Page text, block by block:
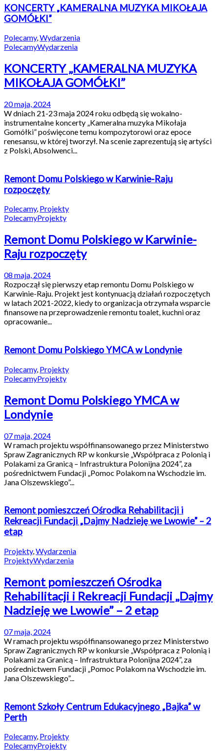
KONCERTY „KAMERALNA MUZYKA MIKOŁAJA
GOMÓŁKI”
Polecamy,Wydarzenia
PolecamyWydarzenia
KONCERTY „KAMERALNA MUZYKA
MIKOŁAJA GOMÓŁKI”
20 maja, 2024
W dniach 21-23 maja 2024 roku odbędą się wokalno-
instrumentalne koncerty „Kameralna muzyka Mikołaja
Gomółki” poświęcone temu kompozytorowi oraz epoce
renesansu, w której tworzył. Na scenie zaprezentują się artyści
z Polski, Absolwenci...
Remont Domu Polskiego w Karwinie-Raju
rozpoczęty
Polecamy, Projekty
PolecamyProjekty
Remont Domu Polskiego w Karwinie-
Raju rozpoczęty
08 maja, 2024
Rozpoczął się pierwszy etap remontu Domu Polskiego w
Karwinie-Raju. Projekt jest kontynuacją działań rozpoczętych
w latach 2021-2022, kiedy to organizacja otrzymała wsparcie
finansowe na przeprowadzenie remontu toalet, kuchni oraz
opracowanie...
Remont Domu Polskiego YMCA w Londynie
Polecamy, Projekty
PolecamyProjekty
Remont Domu Polskiego YMCA w
Londynie
07 maja, 2024
W ramach projektu współfinansowanego przez Ministerstwo
Spraw Zagranicznych RP w konkursie „Współpraca z Polonią i
Polakami za Granicą – Infrastruktura Polonijna 2024”, za
pośrednictwem Fundacji „Pomoc Polakom na Wschodzie im.
Jana Olszewskiego”...
Remont pomieszczeń Ośrodka Rehabilitacji i
Rekreacji Fundacji „Dajmy Nadzieję we Lwowie” – 2
etap
Projekty,Wydarzenia
ProjektyWydarzenia
Remont pomieszczeń Ośrodka
Rehabilitacji i Rekreacji Fundacji „Dajmy
Nadzieję we Lwowie” – 2 etap
07 maja, 2024
W ramach projektu współfinansowanego przez Ministerstwo
Spraw Zagranicznych RP w konkursie „Współpraca z Polonią i
Polakami za Granicą – Infrastruktura Polonijna 2024”, za
pośrednictwem Fundacji „Pomoc Polakom na Wschodzie im.
Jana Olszewskiego”...
Remont Szkoły Centrum Edukacyjnego „Bajka” w
Perth
Polecamy, Projekty
PolecamyProjekty